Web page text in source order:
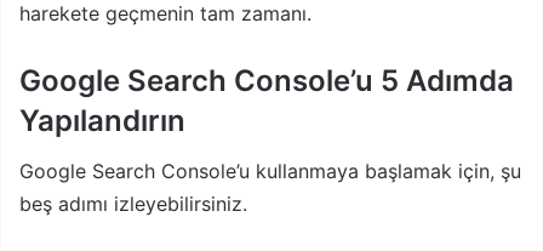
harekete geçmenin tam zamanı.
Google Search Console’u 5 Adımda
Yapılandırın
Google Search Console’u kullanmaya başlamak için, şu
beş adımı izleyebilirsiniz.